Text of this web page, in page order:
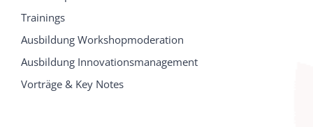
Trainings
Ausbildung Workshopmoderation
Ausbildung Innovationsmanagement
Vorträge & Key Notes